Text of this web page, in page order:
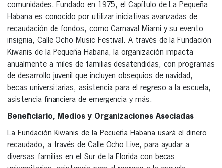
comunidades. Fundado en 1975, el Capítulo de La Pequeña
Habana es conocido por utilizar iniciativas avanzadas de
recaudación de fondos, como Carnaval Miami y su evento
insignia, Calle Ocho Music Festival. A través de la Fundación
Kiwanis de la Pequeña Habana, la organización impacta
anualmente a miles de familias desatendidas, con programas
de desarrollo juvenil que incluyen obsequios de navidad,
becas universitarias, asistencia para el regreso a la escuela,
asistencia financiera de emergencia y más.
Beneficiario, Medios y Organizaciones Asociadas
La Fundación Kiwanis de la Pequeña Habana usará el dinero
recaudado, a través de Calle Ocho Live, para ayudar a
diversas familias en el Sur de la Florida con becas